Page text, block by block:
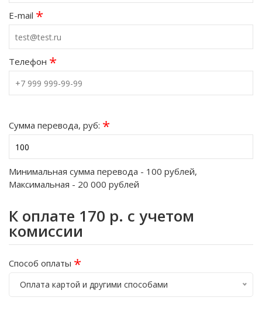
E-mail *
Телефон *
Сумма перевода, руб: *
Минимальная сумма перевода - 100 рублей,
Максимальная - 20 000 рублей
К оплате 170 р. с учетом
комиссии
Способ оплаты *
Оплата картой и другими способами